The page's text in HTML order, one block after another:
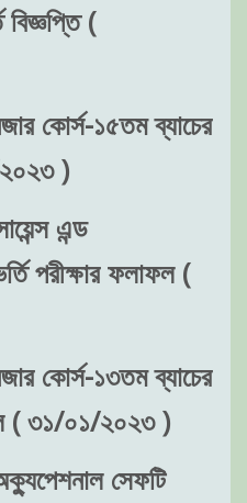
(
কোর্স-১৫তম ব্যাচের
)
এন্ড
পরীক্ষার ফলাফল (
কোর্স-১৩তম ব্যাচের
( ৩১/০১/২০২৩ )
সেফটি